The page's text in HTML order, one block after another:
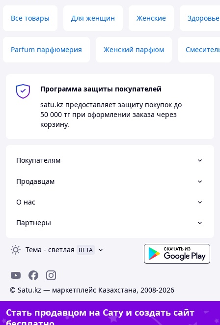
Все товары Для женщин Женские Здоровье
Parfum парфюмерия Женский парфюм
Программа защиты покупателей
satu.kz предоставляет защиту покупок до
50 000 тг при оформлении заказа через
корзину.
Покупателям
Продавцам
О нас
Партнеры
Тема - светлая BETA
© Satu.kz — маркетплейс Казахстана, 2008-2026
Стать продавцом на Сату и создать сайт